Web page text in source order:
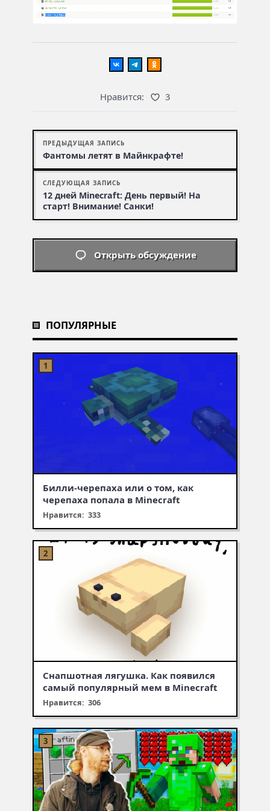
Нравится: 3
ПРЕДЫДУЩАЯ ЗАПИСЬ
Фантомы летят в Майнкрафте!
СЛЕДУЮЩАЯ ЗАПИСЬ
12 дней Minecraft: День первый! На
старт! Внимание! Санки!
Открыть обсуждение
ПОПУЛЯРНЫЕ
Билли-черепаха или о том, как
черепаха попала в Minecraft
Нравится: 333
Снапшотная лягушка. Как появился
самый популярный мем в Minecraft
Нравится: 306